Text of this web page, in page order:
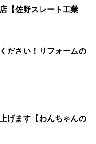
【佐野スレート工業
ださい！リフォームの
げます【わんちゃんの